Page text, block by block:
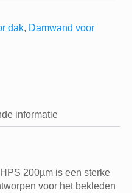
dak, Damwand voor
informatie
200µm is een sterke
voor het bekleden